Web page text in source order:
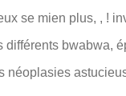
se mien plus, , !
différents